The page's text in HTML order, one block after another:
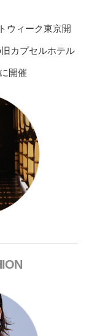
ウィーク東京開
カプセルホテル
開催